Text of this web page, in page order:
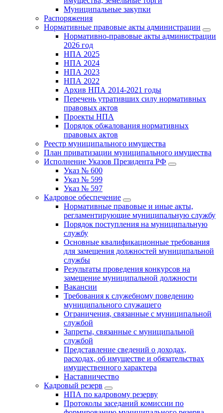
Муниципальные закупки
Распоряжения
Нормативные правовые акты администрации
Нормативно-правовые акты администрации
2026 год
НПА 2025
НПА 2024
НПА 2023
НПА 2022
Архив НПА 2014-2021 годы
Перечень утративших силу нормативных
правовых актов
Проекты НПА
Порядок обжалования нормативных
правовых актов
Реестр муниципального имущества
План приватизации муниципального имущества
Исполнение Указов Президента РФ
Указ № 600
Указ № 599
Указ № 597
Кадровое обеспечение
Нормативные правовые и иные акты,
регламентирующие муниципальную службу
Порядок поступления на муниципальную
службу
Основные квалификационные требования
для замещения должностей муниципальной
службы
Результаты проведения конкурсов на
замещение муниципальной должности
Вакансии
Требования к служебному поведению
муниципального служащего
Ограничения, связанные с муниципальной
службой
Запреты, связанные с муниципальной
службой
Представление сведений о доходах,
расходах, об имуществе и обязательствах
имущественного характера
Наставничество
Кадровый резерв
НПА по кадровому резерву
Протоколы заседаний комиссии по